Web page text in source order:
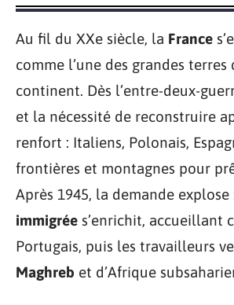
Au fil du XXe siècle, la France
comme l’une des grandes terres
continent. Dès l’entre-deux-
et la nécessité de reconstruire
renfort : Italiens, Polonais,
frontières et montagnes pour
Après 1945, la demande explose
immigrée s’enrichit, accueillant
Portugais, puis les travailleurs
Maghreb et d’Afrique